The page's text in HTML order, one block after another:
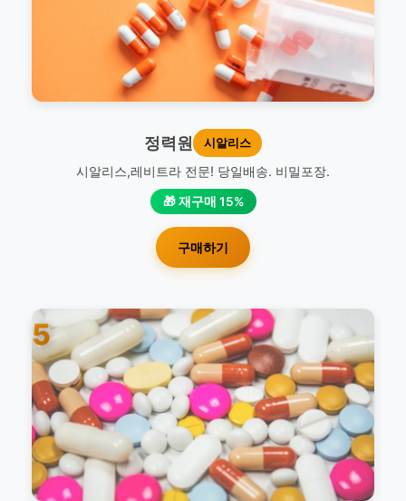
정력원 시알리스
시알리스,레비트라 전문! 당일배송. 비밀포장.
🎁 재구매 15%
구매하기
5